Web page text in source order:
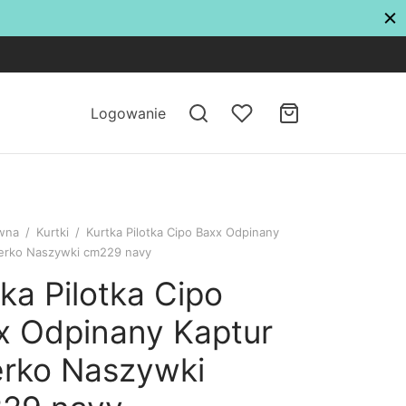
Logowanie
/ Kurtki / Kurtka Pilotka Cipo Baxx Odpinany
Naszywki cm229 navy
Pilotka Cipo
Odpinany Kaptur
Naszywki